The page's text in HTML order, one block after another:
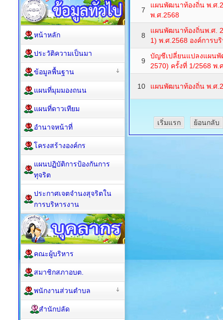
7
แผนพัฒนาท้องถิ่น พ.ศ
พ.ศ.2568
8
แผนพัฒนาท้องถิ่นพ.ศ.
1) พ.ศ.2568 องค์การบ
9
บัญชีเปลี่ยนแปลงแผนพั
2570) ครั้งที่ 1/2568 พ.
10 แผนพัฒนาท้องถิ่น พ.ศ
เริ่มแรก ย้อนกลับ
หน้าหลัก
ประวัติความเป็นมา
ข้อมูลพื้นฐาน
แผนที่มุมมองถนน
แผนที่ดาวเทียม
อำนาจหน้าที่
โครงสร้างองค์กร
แผนปฏิบัติการป้องกันการ
ทุจริต
ประกาศเจตจำนงสุจริตใน
การบริหารงาน
คณะผู้บริหาร
สมาชิกสภาอบต.
พนักงานส่วนตำบล
สำนักปลัด